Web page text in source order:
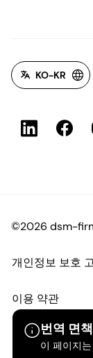
번역 면
이 페이지
KO-KR
©2026 dsm-
개인정보 보호
이용 약관
약관